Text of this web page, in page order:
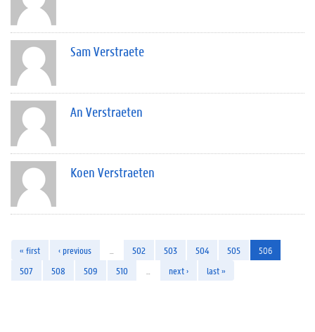
Sam Verstraete
An Verstraeten
Koen Verstraeten
« first ‹ previous 502 503 504 505
506
507
508 509 510 next › last »